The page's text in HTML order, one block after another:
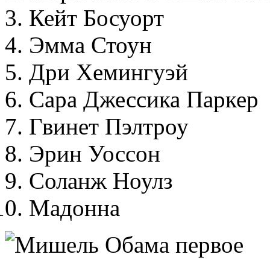
Кейт Босуорт
Эмма Стоун
Дри Хемингуэй
Сара Джессика Паркер
Гвинет Пэлтроу
Эрин Уоссон
Соланж Ноулз
Мадонна